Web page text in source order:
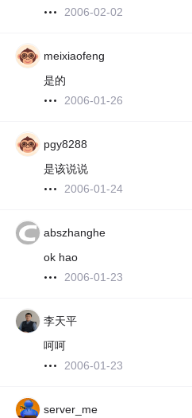
2006-02-02
meixiaofeng
是的
2006-01-26
pgy8288
是该说说
2006-01-24
abszhanghe
ok hao
2006-01-23
李天平
呵呵
2006-01-23
server_me